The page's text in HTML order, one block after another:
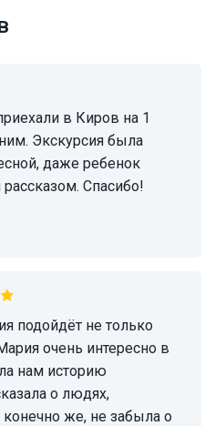
Экскурсия была
даже ребенок
Спасибо!
очень интересно в
нам историю
о людях,
же, не забыла о